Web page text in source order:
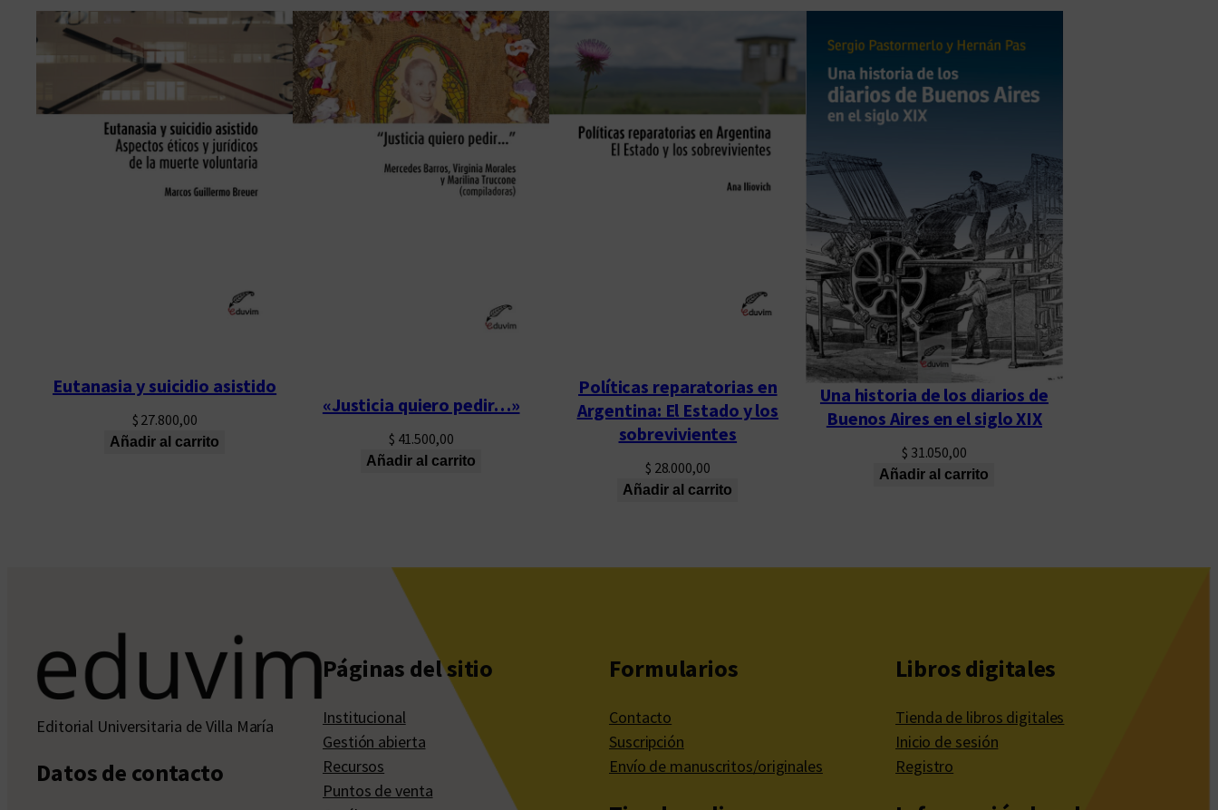
Eutanasia y suicidio asistido
$ 27.800,00
Añadir al carrito
«Justicia quiero pedir…»
$ 41.500,00
Añadir al carrito
Políticas reparatorias en
Argentina: El Estado y los
sobrevivientes
$ 28.000,00
Añadir al carrito
Una historia de los diarios de
Buenos Aires en el siglo XIX
$ 31.050,00
Añadir al carrito
Editorial Universitaria de Villa María
Datos de contacto
Páginas del sitio
Institucional
Gestión abierta
Recursos
Puntos de venta
Formularios
Contacto
Suscripción
Envío de manuscritos/originales
Libros digitales
Tienda de libros digitales
Inicio de sesión
Registro